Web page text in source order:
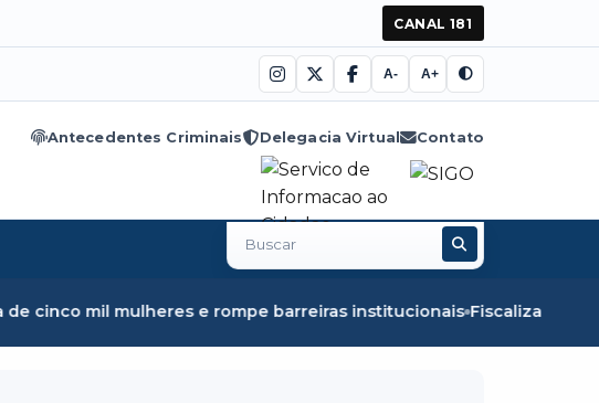
CANAL 181
A- A+
Antecedentes Criminais Delegacia Virtual Contato
Buscar
no
e rompe barreiras institucionais Fiscalização em Óbidos